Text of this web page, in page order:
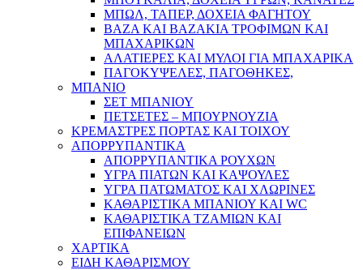
ΜΠΩΛ, ΤΑΠΕΡ, ΔΟΧΕΙΑ ΦΑΓΗΤΟΥ
ΒΑΖΑ ΚΑΙ ΒΑΖΑΚΙΑ ΤΡΟΦΙΜΩΝ ΚΑΙ
ΜΠΑΧΑΡΙΚΩΝ
ΑΛΑΤΙΕΡΕΣ ΚΑΙ ΜΥΛΟΙ ΓΙΑ ΜΠΑΧΑΡΙΚΑ
ΠΑΓΟΚΥΨΕΛΕΣ, ΠΑΓΟΘΗΚΕΣ,
ΜΠΑΝΙΟ
ΣΕΤ ΜΠΑΝΙΟΥ
ΠΕΤΣΕΤΕΣ – ΜΠΟΥΡΝΟΥΖΙΑ
ΚΡΕΜΑΣΤΡΕΣ ΠΟΡΤΑΣ ΚΑΙ ΤΟΙΧΟΥ
ΑΠΟΡΡΥΠΑΝΤΙΚΑ
ΑΠΟΡΡΥΠΑΝΤΙΚΑ ΡΟΥΧΩΝ
ΥΓΡΑ ΠΙΑΤΩΝ ΚΑΙ ΚΑΨΟΥΛΕΣ
ΥΓΡΑ ΠΑΤΩΜΑΤΟΣ ΚΑΙ ΧΛΩΡΙΝΕΣ
ΚΑΘΑΡΙΣΤΙΚΑ ΜΠΑΝΙΟΥ ΚΑΙ WC
ΚΑΘΑΡΙΣΤΙΚΑ ΤΖΑΜΙΩΝ ΚΑΙ
ΕΠΙΦΑΝΕΙΩΝ
ΧΑΡΤΙΚΑ
ΕΙΔΗ ΚΑΘΑΡΙΣΜΟΥ